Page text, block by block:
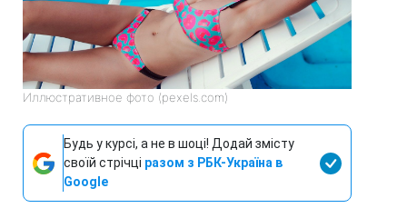
Иллюстративное фото (pexels.com)
Будь у курсі, а не в шоці! Додай змісту
своїй стрічці разом з РБК-Україна в
Google